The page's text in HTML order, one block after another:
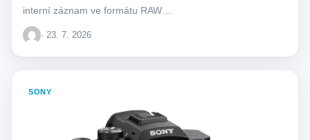
interní záznam ve formátu RAW…
· 23. 7. 2026
SONY